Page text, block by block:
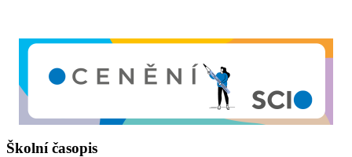
Školní časopis